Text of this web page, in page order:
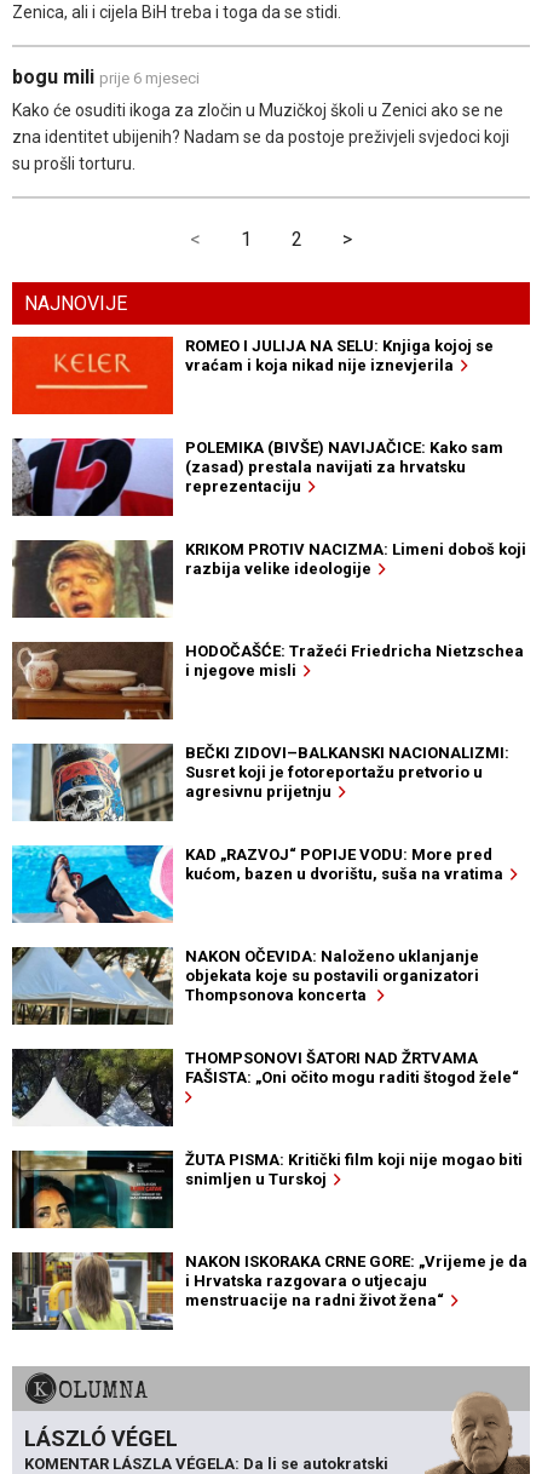
Zenica, ali i cijela BiH treba i toga da se stidi.
bogu mili prije 6 mjeseci
Kako će osuditi ikoga za zločin u Muzičkoj školi u Zenici ako se ne
zna identitet ubijenih? Nadam se da postoje preživjeli svjedoci koji
su prošli torturu.
< 1 2 >
NAJNOVIJE
ROMEO I JULIJA NA SELU: Knjiga kojoj se
vraćam i koja nikad nije iznevjerila
POLEMIKA (BIVŠE) NAVIJAČICE: Kako sam
(zasad) prestala navijati za hrvatsku
reprezentaciju
KRIKOM PROTIV NACIZMA: Limeni doboš koji
razbija velike ideologije
HODOČAŠĆE: Tražeći Friedricha Nietzschea
i njegove misli
BEČKI ZIDOVI–BALKANSKI NACIONALIZMI:
Susret koji je fotoreportažu pretvorio u
agresivnu prijetnju
KAD „RAZVOJ“ POPIJE VODU: More pred
kućom, bazen u dvorištu, suša na vratima
NAKON OČEVIDA: Naloženo uklanjanje
objekata koje su postavili organizatori
Thompsonova koncerta
THOMPSONOVI ŠATORI NAD ŽRTVAMA
FAŠISTA: „Oni očito mogu raditi štogod žele“
ŽUTA PISMA: Kritički film koji nije mogao biti
snimljen u Turskoj
NAKON ISKORAKA CRNE GORE: „Vrijeme je da
i Hrvatska razgovara o utjecaju
menstruacije na radni život žena“
KOLUMNA
LÁSZLÓ VÉGEL
KOMENTAR LÁSZLA VÉGELA: Da li se autokratski